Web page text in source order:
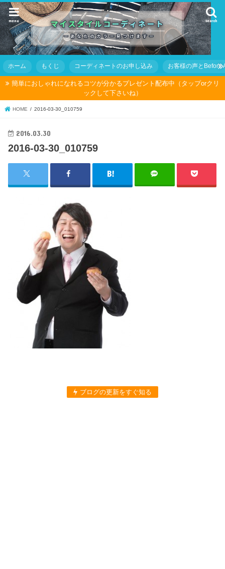
search
menu
ホーム もくじ コーディネートのお申し込み お客様の声とBefore
簡単におしゃれになれるコツが分かるプレゼント配布中（タップorクリ
ックして下さいね）
HOME 2016-03-30_010759
2016.03.30
2016-03-30_010759
ブログの更新をすぐ知る